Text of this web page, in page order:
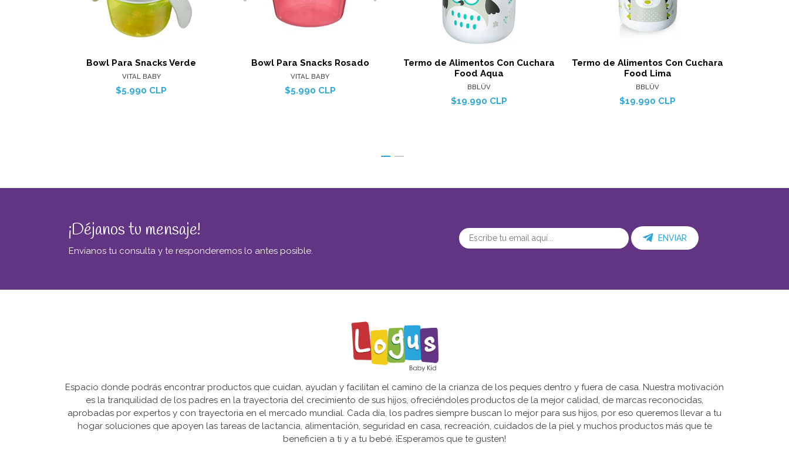
Bowl Para Snacks Verde
VITAL BABY
$5.990 CLP
Bowl Para Snacks Rosado
VITAL BABY
$5.990 CLP
Termo de Alimentos Con Cuchara
Food Aqua
BBLÜV
$19.990 CLP
Ver detalles
Termo de Alimentos Con Cuchara
Food Lima
BBLÜV
$19.990 CLP
Ver detalles
¡Déjanos tu mensaje!
Envíanos tu consulta y te responderemos lo antes posible.
ENVIAR
Espacio donde podrás encontrar productos que cuidan, ayudan y facilitan el camino de la crianza de los peques dentro y fuera de casa. Nuestra motivación
es la tranquilidad de los padres en la trayectoria del crecimiento de sus hijos, ofreciéndoles productos de la mejor calidad, de marcas reconocidas,
aprobadas por expertos y con trayectoria en el mercado mundial. Cada día, los padres siempre buscan lo mejor para sus hijos, por eso queremos llevar a tu
hogar soluciones que apoyen las tareas de lactancia, alimentación, seguridad en casa, recreación, cuidados de la piel y muchos productos más que te
beneficien a ti y a tu bebé. ¡Esperamos que te gusten!